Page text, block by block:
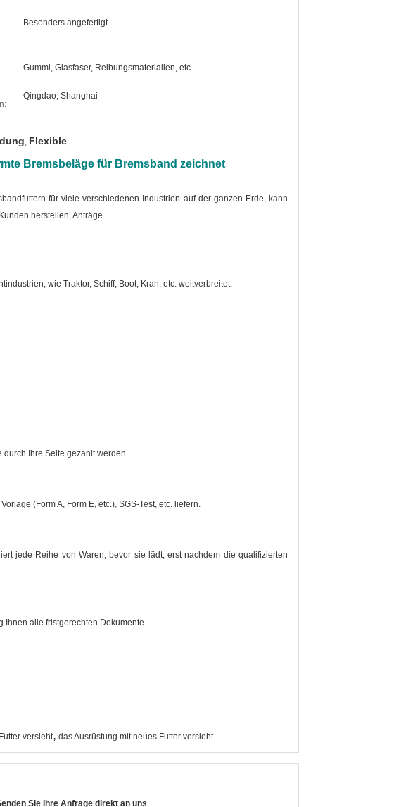
Besonders angefertigt
Gummi, Glasfaser, Reibungsmaterialien, etc.
Qingdao, Shanghai
, Flexible
Bremsbeläge für Bremsband zeichnet
für viele verschiedenen Industrien auf der ganzen Erde, kann
herstellen, Anträge.
wie Traktor, Schiff, Boot, Kran, etc. weitverbreitet.
durch Ihre Seite gezahlt werden.
(Form A, Form E, etc.), SGS-Test, etc. liefern.
jede Reihe von Waren, bevor sie lädt, erst nachdem die qualifizierten
Ihnen alle fristgerechten Dokumente.
versieht, das Ausrüstung mit neues Futter versieht
Sie Ihre Anfrage direkt an uns